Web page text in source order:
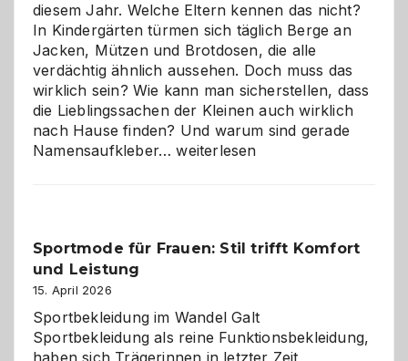
diesem Jahr. Welche Eltern kennen das nicht?
In Kindergärten türmen sich täglich Berge an
Jacken, Mützen und Brotdosen, die alle
verdächtig ähnlich aussehen. Doch muss das
wirklich sein? Wie kann man sicherstellen, dass
die Lieblingssachen der Kleinen auch wirklich
nach Hause finden? Und warum sind gerade
Namensaufkleber…Namensaufkleber
gegen
Chaos
weiterlesen
Sportmode für Frauen: Stil trifft Komfort
und Leistung
15. April 2026
Sportbekleidung im Wandel Galt
Sportbekleidung als reine Funktionsbekleidung,